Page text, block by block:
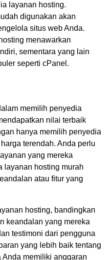
layanan hosting.
digunakan akan
situs web Anda.
menawarkan
sementara yang lain
seperti cPanel.
memilih penyedia
nilai terbaik
hanya memilih penyedia
terendah. Anda perlu
yang mereka
layanan hosting murah
atau fitur yang
hosting, bandingkan
keandalan yang mereka
testimoni dari pengguna
yang lebih baik tentang
Anda memiliki anggaran